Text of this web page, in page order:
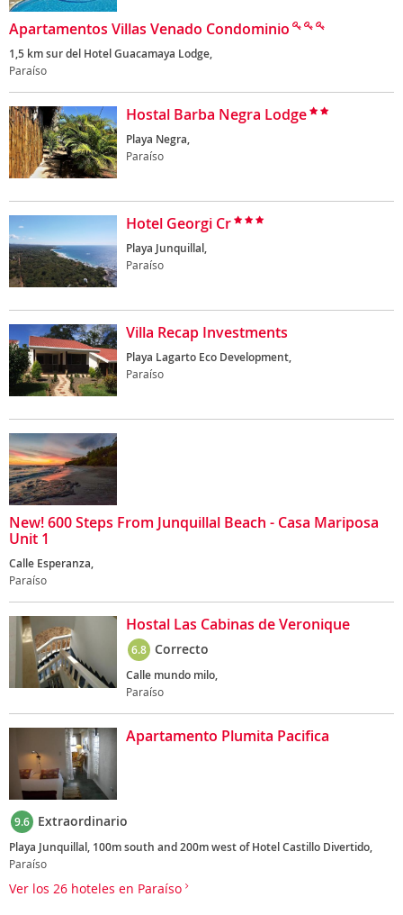
Apartamentos Villas Venado Condominio
1,5 km sur del Hotel Guacamaya Lodge,
Paraíso
Hostal Barba Negra Lodge
Playa Negra,
Paraíso
Hotel Georgi Cr
Playa Junquillal,
Paraíso
Villa Recap Investments
Playa Lagarto Eco Development,
Paraíso
New! 600 Steps From Junquillal Beach - Casa Mariposa
Unit 1
Calle Esperanza,
Paraíso
Hostal Las Cabinas de Veronique
6.8 Correcto
Calle mundo milo,
Paraíso
Apartamento Plumita Pacifica
9.6 Extraordinario
Playa Junquillal, 100m south and 200m west of Hotel Castillo Divertido,
Paraíso
Ver los 26 hoteles en Paraíso